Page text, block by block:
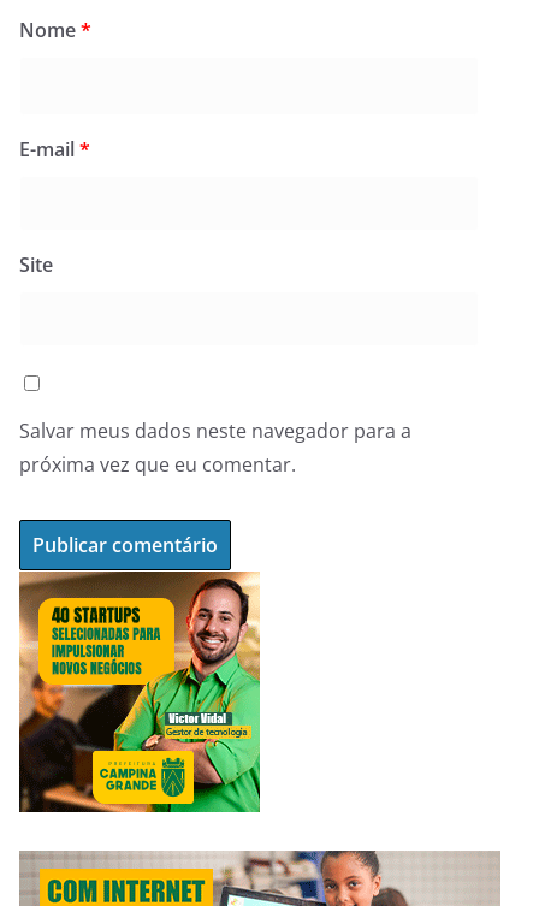
Nome*
E-mail*
Site
Salvar meus dados neste navegador para a
próxima vez que eu comentar.